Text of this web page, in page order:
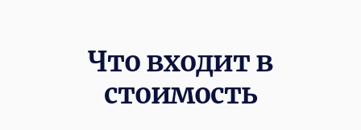
Что входит в
стоимость